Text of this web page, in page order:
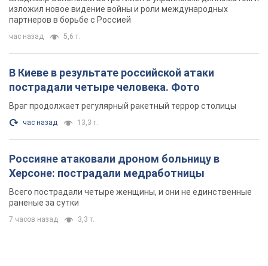
изложил новое видение войны и роли международных
партнеров в борьбе с Россией
час назад 5,6 т.
В Киеве в результате российской атаки
пострадали четыре человека. Фото
Враг продолжает регулярный ракетный террор столицы
час назад 13,3 т.
Россияне атаковали дроном больницу в
Херсоне: пострадали медработницы
Всего пострадали четыре женщины, и они не единственные
раненые за сутки
7 часов назад 3,3 т.